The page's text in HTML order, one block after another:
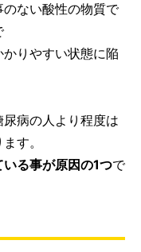
ない酸性の物質で
りやすい状態に陥
病の人より程度は
す。
る事が原因の1つで